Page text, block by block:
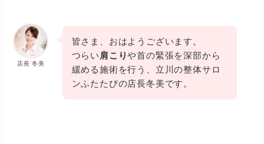
店長 冬美
皆さま、おはようございます。
つらい 肩こりや首の緊張を深部から
緩める施術を行う、立川の整体サロ
ンふたたびの店長冬美です。